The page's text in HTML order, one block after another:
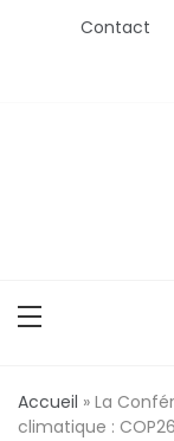
Contact
Accueil » La
climatique : COP26